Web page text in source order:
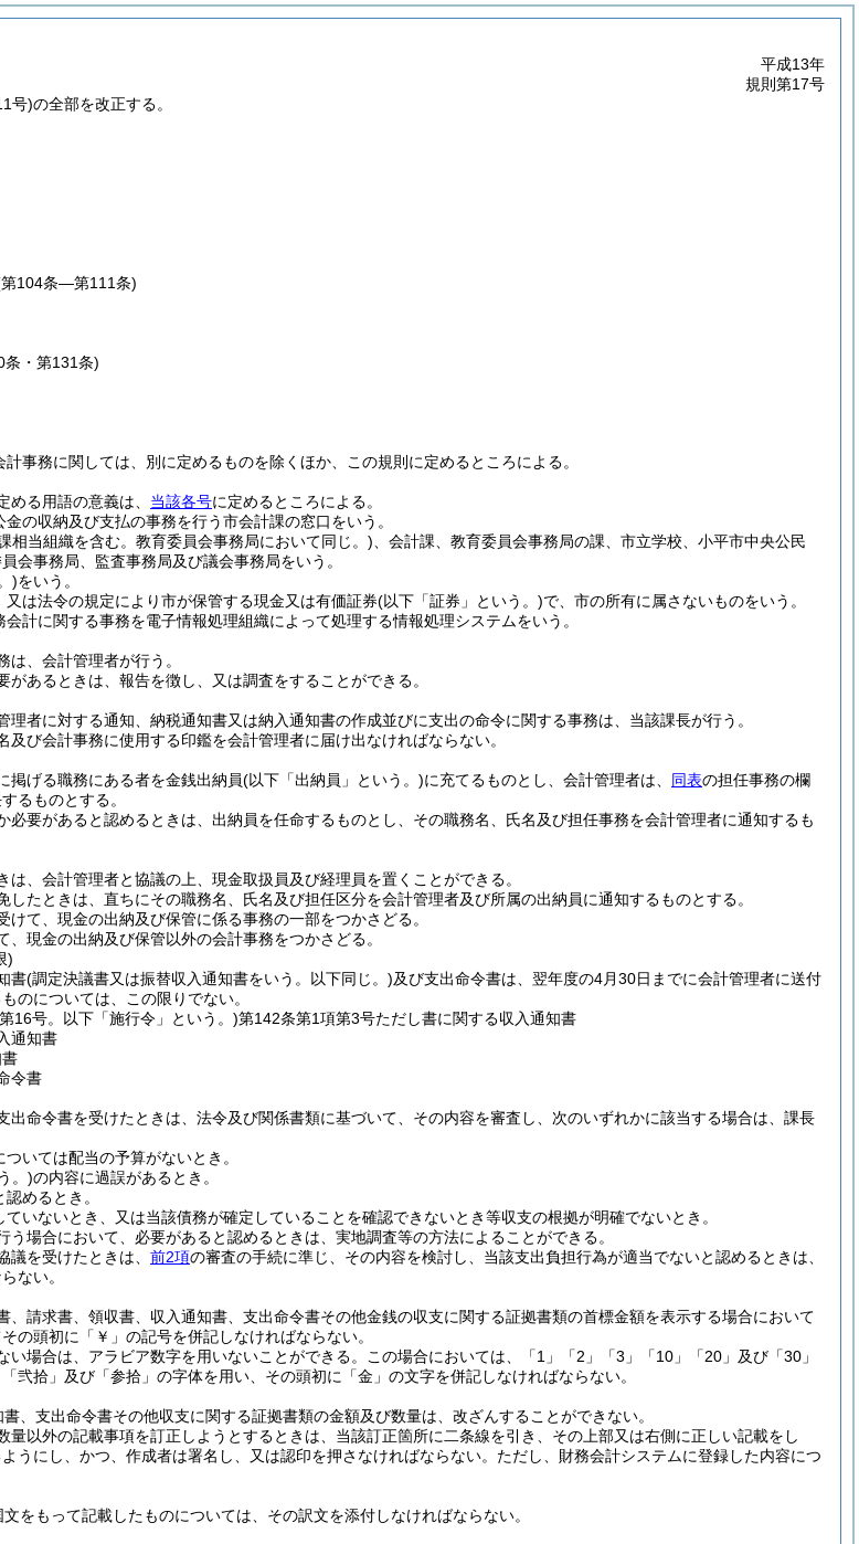
平成13年
規則第17号
)の全部を改正する。
104条―第111条)
条・第131条)
計事務に関しては、別に定めるものを除くほか、この規則に定めるところによる。
める用語の意義は、 当該各号に定めるところによる。
の収納及び支払の事務を行う市会計課の窓口をいう。
相当組織を含む。教育委員会事務局において同じ。) 、会計課、教育委員会事務局の課、市立学校、小平市中央公民
会事務局、監査事務局及び議会事務局をいう。
)をいう。
は法令の規定により市が保管する現金又は有価証券(以下「証券」という。)で、市の所有に属さないものをいう。
計に関する事務を電子情報処理組織によって処理する情報処理システムをいう。
、会計管理者が行う。
あるときは、報告を徴し、又は調査をすることができる。
理者に対する通知、納税通知書又は納入通知書の作成並びに支出の命令に関する事務は、当該課長が行う。
び会計事務に使用する印鑑を会計管理者に届け出なければならない。
掲げる職務にある者を金銭出納員(以下「出納員」という。)に充てるものとし、会計管理者は、 同表の担任事務の欄
るものとする。
必要があると認めるときは、出納員を任命するものとし、その職務名、氏名及び担任事務を会計管理者に通知するも
は、会計管理者と協議の上、現金取扱員及び経理員を置くことができる。
たときは、直ちにその職務名、氏名及び担任区分を会計管理者及び所属の出納員に通知するものとする。
て、現金の出納及び保管に係る事務の一部をつかさどる。
現金の出納及び保管以外の会計事務をつかさどる。
)
書(調定決議書又は振替収入通知書をいう。以下同じ。)及び支出命令書は、翌年度の4月30日までに会計管理者に送付
のについては、この限りでない。
16号。以下「施行令」という。)第142条第1項第3号ただし書に関する収入通知書
通知書
令書
出命令書を受けたときは、法令及び関係書類に基づいて、その内容を審査し、次のいずれかに該当する場合は、課長
いては配当の予算がないとき。
。)の内容に過誤があるとき。
めるとき。
いないとき、又は当該債務が確定していることを確認できないとき等収支の根拠が明確でないとき。
う場合において、必要があると認めるときは、実地調査等の方法によることができる。
を受けたときは、 前2項の審査の手続に準じ、その内容を検討し、当該支出負担行為が適当でないと認めるときは、
ない。
、請求書、領収書、収入通知書、支出命令書その他金銭の収支に関する証拠書類の首標金額を表示する場合において
の頭初に「￥」の記号を併記しなければならない。
場合は、アラビア数字を用いないことができる。
この場合においては、「1」「2」「3」「10」「20」及び「30」
弐拾」及び「参拾」の字体を用い、その頭初に「金」の文字を併記しなければならない。
、支出命令書その他収支に関する証拠書類の金額及び数量は、改ざんすることができない。
量以外の記載事項を訂正しようとするときは、当該訂正箇所に二条線を引き、その上部又は右側に正しい記載をし
うにし、かつ、作成者は署名し、又は認印を押さなければならない。 ただし、財務会計システムに登録した内容につ
をもって記載したものについては、その訳文を添付しなければならない。